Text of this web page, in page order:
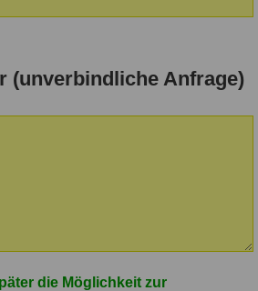
(unverbindliche Anfrage)
die Möglichkeit zur